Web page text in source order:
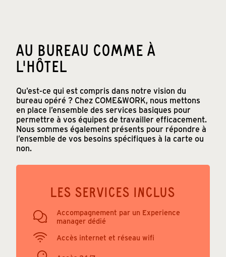
AU BUREAU COMME À
L'HÔTEL
Qu’est-ce qui est compris dans notre vision du
bureau opéré ? Chez COME&WORK, nous mettons
en place l’ensemble des services basiques pour
permettre à vos équipes de travailler efficacement.
Nous sommes également présents pour répondre à
l’ensemble de vos besoins spécifiques à la carte ou
non.
LES SERVICES INCLUS
Accompagnement par un Experience
manager dédié
Accès internet et réseau wifi